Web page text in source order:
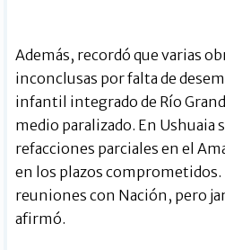
Además, recordó que varias
inconclusas por falta de
infantil integrado de Río
medio paralizado. En Ushuaia
refacciones parciales en el
en los plazos
reuniones con Nación, pero
afirmó.